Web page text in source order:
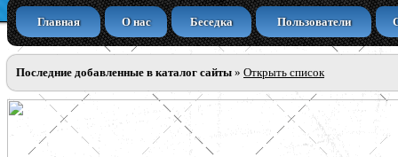
Главная О нас Беседка Пользователи
Последние добавленные в каталог сайты » Открыть список